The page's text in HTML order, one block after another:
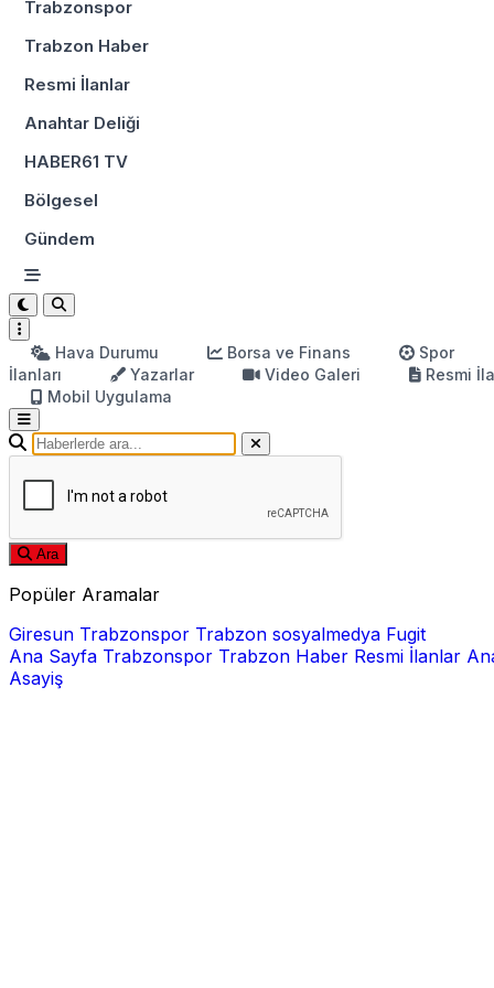
Trabzonspor
Trabzon Haber
Resmi İlanlar
Anahtar Deliği
HABER61 TV
Bölgesel
Gündem
Hava Durumu Borsa ve Finans
Spor
İlanları
Yazarlar Video Galeri
Resmi
Mobil Uygulama
Ara
Popüler Aramalar
Giresun Trabzonspor Trabzon sosyalmedya Fugit
Ana Sayfa Trabzonspor Trabzon Haber Resmi İlanlar
Asayiş